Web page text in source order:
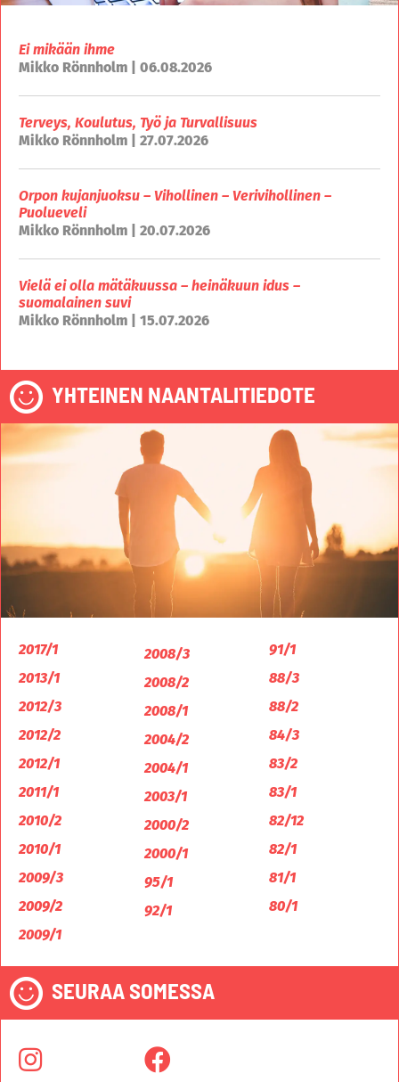
Ei mikään ihme
Mikko Rönnholm | 06.08.2026
Terveys, Koulutus, Työ ja Turvallisuus
Mikko Rönnholm | 27.07.2026
Orpon kujanjuoksu – Vihollinen – Verivihollinen –
Puolueveli
Mikko Rönnholm | 20.07.2026
Vielä ei olla mätäkuussa – heinäkuun idus –
suomalainen suvi
Mikko Rönnholm | 15.07.2026
YHTEINEN NAANTALITIEDOTE
2017/1
2013/1
2012/3
2012/2
2012/1
2011/1
2010/2
2010/1
2009/3
2009/2
2009/1
2008/3
2008/2
2008/1
2004/2
2004/1
2003/1
2000/2
2000/1
95/1
92/1
91/1
88/3
88/2
84/3
83/2
83/1
82/12
82/1
81/1
80/1
SEURAA SOMESSA